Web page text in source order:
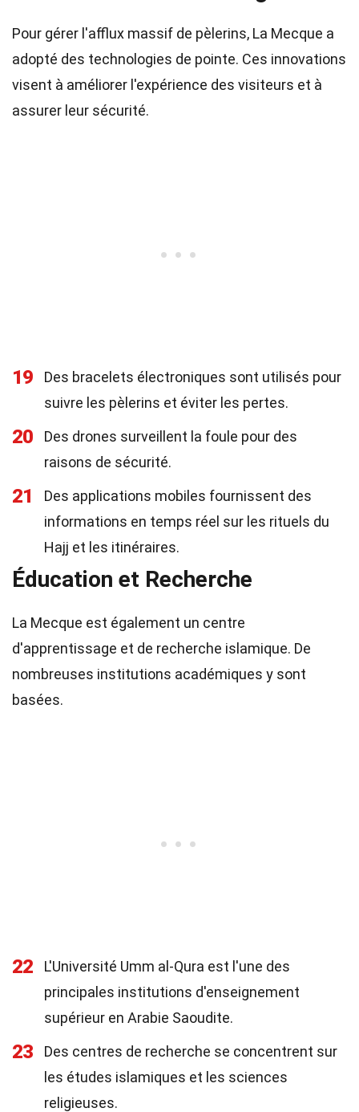
Pour gérer l'afflux massif de pèlerins, La Mecque a
adopté des technologies de pointe. Ces innovations
visent à améliorer l'expérience des visiteurs et à
assurer leur sécurité.
19
Des bracelets électroniques sont utilisés pour
suivre les pèlerins et éviter les pertes.
20
Des drones surveillent la foule pour des
raisons de sécurité.
21
Des applications mobiles fournissent des
informations en temps réel sur les rituels du
Hajj et les itinéraires.
Éducation et Recherche
La Mecque est également un centre
d'apprentissage et de recherche islamique. De
nombreuses institutions académiques y sont
basées.
22
L'Université Umm al-Qura est l'une des
principales institutions d'enseignement
supérieur en Arabie Saoudite.
23
Des centres de recherche se concentrent sur
les études islamiques et les sciences
religieuses.